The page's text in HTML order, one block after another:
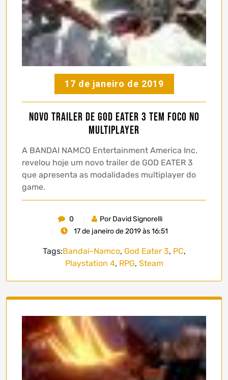
17 de janeiro de 2019
Novo trailer de God Eater 3 tem foco no
Multiplayer
A BANDAI NAMCO Entertainment America Inc.
revelou hoje um novo trailer de GOD EATER 3
que apresenta as modalidades multiplayer do
game.
0
Por David Signorelli
17 de janeiro de 2019 às 16:51
Tags:Bandai-Namco, God Eater 3, PC,
Playstation 4, RPG, Steam